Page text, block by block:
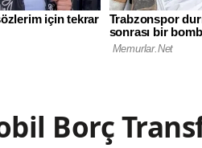
Borç